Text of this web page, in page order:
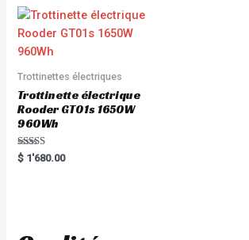
t
o
f
5
Trottinettes électriques
Trottinette électrique
Rooder GT01s 1650W
960Wh
Rated
5.00
$ 1'680.00